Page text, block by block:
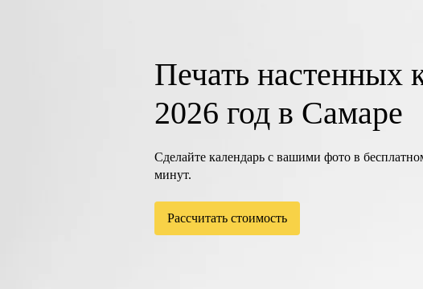
Печать настенных
2026 год в Самаре
Сделайте календарь с вашими фото в
минут.
Рассчитать стоимость